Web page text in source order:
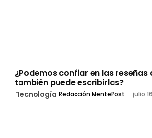
¿Podemos confiar en las reseñas
también puede escribirlas?
Tecnología Redacción MentePost - julio